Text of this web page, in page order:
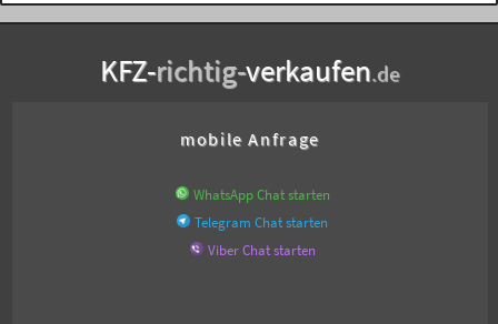
KFZ-richtig-verkaufen.de
mobile Anfrage
WhatsApp Chat starten
Telegram Chat starten
Viber Chat starten